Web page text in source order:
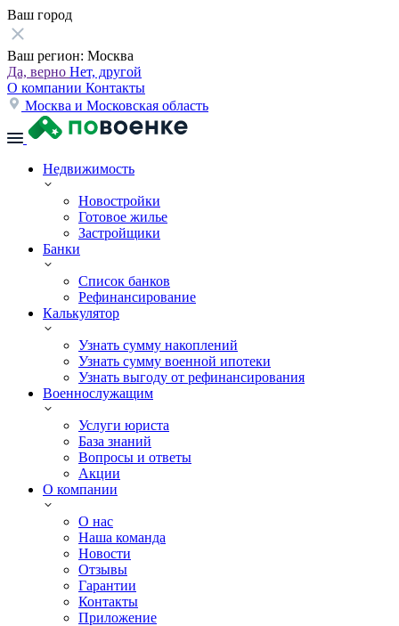
Ваш город
Ваш регион: Москва
Да, верно Нет, другой
О компании Контакты
Москва и Московская область
Недвижимость
Новостройки
Готовое жилье
Застройщики
Банки
Список банков
Рефинансирование
Калькулятор
Узнать сумму накоплений
Узнать сумму военной ипотеки
Узнать выгоду от рефинансирования
Военнослужащим
Услуги юриста
База знаний
Вопросы и ответы
Акции
О компании
О нас
Наша команда
Новости
Отзывы
Гарантии
Контакты
Приложение